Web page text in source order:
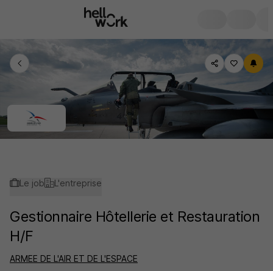
Le job L'entreprise
Gestionnaire Hôtellerie et Restauration
H/F
ARMEE DE L'AIR ET DE L'ESPACE